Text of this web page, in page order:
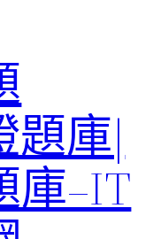
題庫|
庫–IT